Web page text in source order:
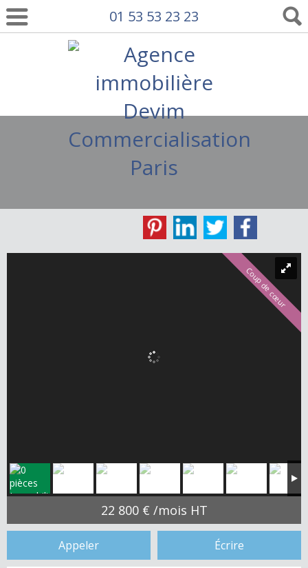
01 53 53 23 23
Coup de cœur
22 800 € /mois HT
Appeler Écrire